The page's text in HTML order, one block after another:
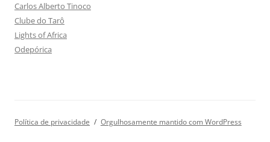
Carlos Alberto Tinoco
Clube do Tarô
Lights of Africa
Odepórica
Política de privacidade Orgulhosamente mantido com WordPress